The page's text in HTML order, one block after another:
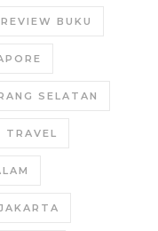
REVIEW BUKU
SELATAN
TRAVEL